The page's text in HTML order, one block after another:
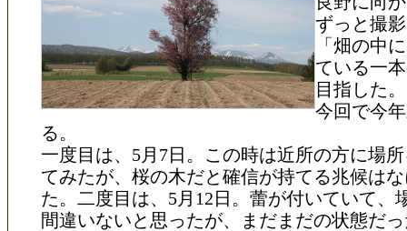
ずっと撮
「畑の中
ている一
目指した。
今回で今
る。
一度目は、5月7日。この時は近所の方に場
てみたが、桜の木だと確信が持てる兆候は
た。二度目は、5月12日。蕾が付いていて、
間違いないと思ったが、まだまだの状態だ